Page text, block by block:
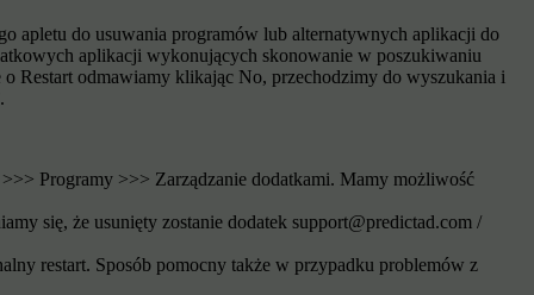
apletu do usuwania programów lub alternatywnych aplikacji do
aplikacji wykonujących skonowanie w poszukiwaniu
Restart odmawiamy klikając No, przechodzimy do wyszukania i
Programy >>> Zarządzanie dodatkami. Mamy możliwość
się, że usunięty zostanie dodatek support@predictad.com /
restart. Sposób pomocny także w przypadku problemów z